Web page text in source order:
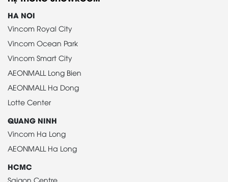
HA NOI
Vincom Royal City
Vincom Ocean Park
Vincom Smart City
AEONMALL Long Bien
AEONMALL Ha Dong
Lotte Center
QUANG NINH
Vincom Ha Long
AEONMALL Ha Long
HCMC
Saigon Centre